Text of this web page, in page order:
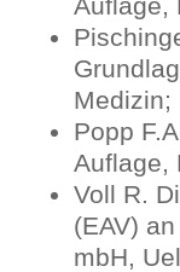
Medizin;
Popp
Auflage,
Voll R.
(EAV)
mbH,